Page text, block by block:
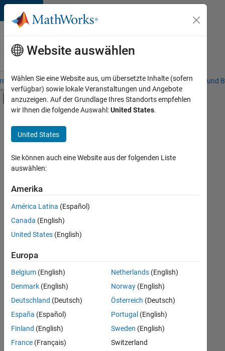
Weiter zum Inhalt
Karriere
bei
MathWorks
– Übersicht Stellensuche Niederlassungen Studierende und
Umschaltung für Off-Canvas-
Hauptinhalt
Commercial Sales
Customer Support
Education Sales
Marketing Services
Finance and Operations
+5
Derzeit
es
keine
offenen
Stellen,
Ihren
Suchkriterien
entsprechen.
können
die
Suchkriterien
weiter
fassen
Website auswählen
Wählen Sie eine Website aus, um übersetzte Inhalte (sofern
verfügbar) sowie lokale Veranstaltungen und Angebote
anzuzeigen. Auf der Grundlage Ihres Standorts empfehlen
wir Ihnen die folgende Auswahl:United States.
United States
Sie können auch eine Website aus der folgenden Liste
auswählen:
Amerika
América Latina (Español)
Canada (English)
United States (English)
Europa
Belgium (English)
Denmark (English)
Deutschland (Deutsch)
España (Español)
Finland (English)
France (Français)
Netherlands(English)
Norway(English)
Österreich (Deutsch)
Portugal (English)
Sweden (English)
Switzerland